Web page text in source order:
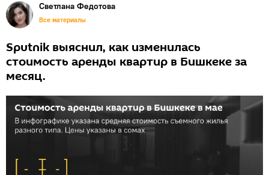
Светлана Федотова
Все материалы
Sputnik выяснил, как изменилась
стоимость аренды квартир в Бишкеке за
месяц.